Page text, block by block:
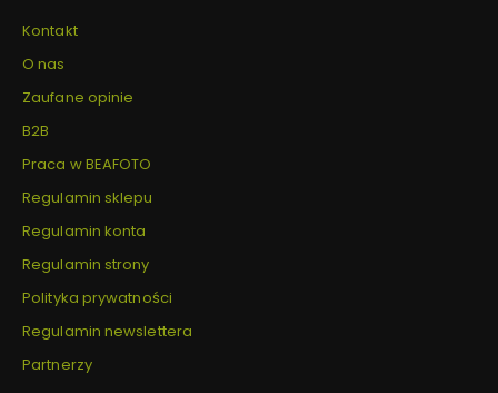
Kontakt
O nas
Zaufane opinie
B2B
Praca w BEAFOTO
Regulamin sklepu
Regulamin konta
Regulamin strony
Polityka prywatności
Regulamin newslettera
Partnerzy